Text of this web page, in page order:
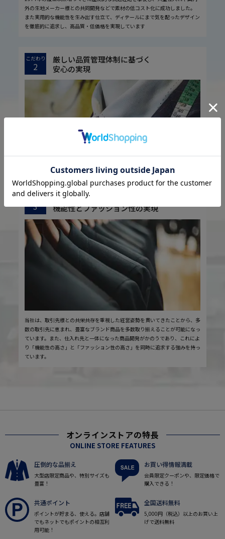
外の生地メーカー様との共同開発などで素材の低コスト化に成功しました。
また実用的な機能性を生み出す仕立て、ディテールにまで気を配ったデザイン
を徹底的に追求し、高品質・低価格を実現しています
こだわり
2
厳しい品質管理体制に基づく
安心の実現
お客様に安心してお買い物していただくために、厳しい品質検査基準を設定し
こだわり
3
取引先様との共栄共存に基づく
機能性とファッション性の実現
当社は、取引先様との共栄共存を重視した経営姿勢を貫いてきたことから、多
数の取引先に恵まれ、豊富なブランド商品を多数取り揃えることが可能になっ
ています。また、仕入れ先と一体になった商品開発がかのうであり、これによ
り「機能性の高さ」と「ファッション性の高さ」を同時に追求する強みを持っ
ています。
オンラインストアの特長
ONLINE STORE FEATURES
圧倒的な品揃え
大型店限定商品や、特別サイズも
豊富！
お買い得情報満載
会員限定クーポンや、限定価格で
購入できる！
共通ポイント
ポイントが貯まる、使える。店舗
でもネットでもポイントの相互利
用可能！
全国送料無料
5,000円（税込）以上のお買い上
げで送料無料